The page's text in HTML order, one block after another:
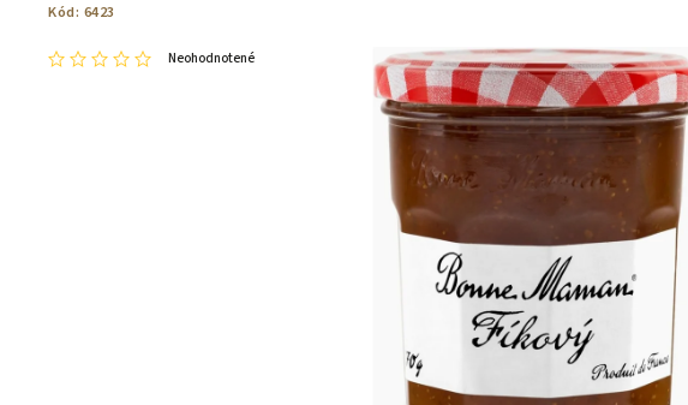
Kód: 6423
Neohodnotené